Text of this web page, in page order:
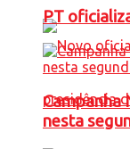
PT
Campanha
nesta